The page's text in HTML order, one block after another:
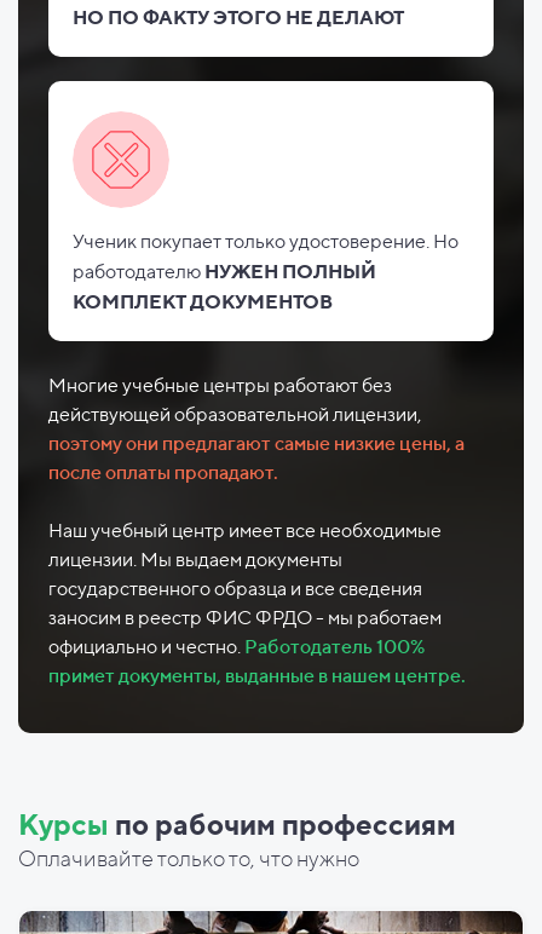
НО ПО ФАКТУ ЭТОГО НЕ ДЕЛАЮТ
Ученик покупает только удостоверение. Но
работодателю НУЖЕН ПОЛНЫЙ
КОМПЛЕКТ ДОКУМЕНТОВ
Многие учебные центры работают без
действующей образовательной лицензии,
поэтому они предлагают самые низкие цены, а
после оплаты пропадают.
Наш учебный центр имеет все необходимые
лицензии. Мы выдаем документы
государственного образца и все сведения
заносим в реестр ФИС ФРДО - мы работаем
официально и честно. Работодатель 100%
примет документы, выданные в нашем центре.
Курсы по рабочим профессиям
Оплачивайте только то, что нужно